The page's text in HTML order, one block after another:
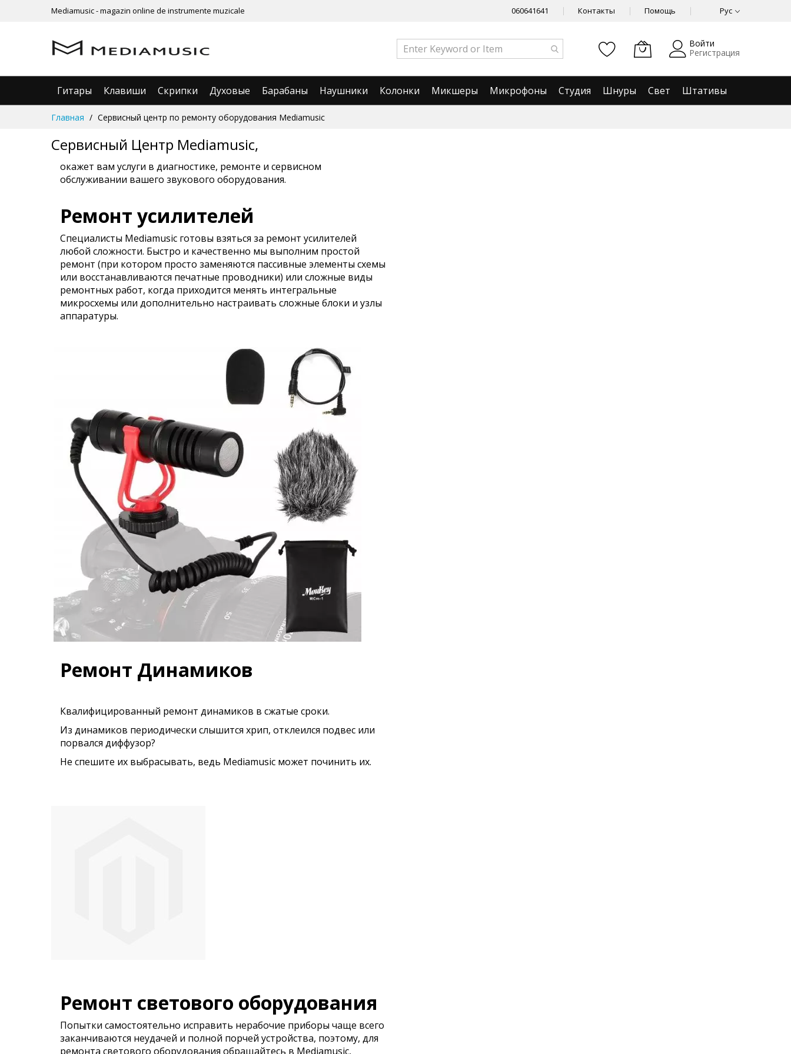
Mediamusic - magazin online de instrumente muzicale 060641641 Контакты Помощь Рус
Войти
Регистрация
Гитары Клавиши Скрипки Духовые Барабаны Наушники Колонки Микшеры Микрофоны Студия Шнуры Свет
Штативы
Главная Сервисный центр по ремонту оборудования Mediamusic
Сервисный Центр Mediamusic,
окажет вам услуги в диагностике, ремонте и сервисном
обслуживании вашего звукового оборудования.
Ремонт усилителей
Специалисты Mediamusic готовы взяться за ремонт усилителей
любой сложности. Быстро и качественно мы выполним простой
ремонт (при котором просто заменяются пассивные элементы схемы
или восстанавливаются печатные проводники) или сложные виды
ремонтных работ, когда приходится менять интегральные
микросхемы или дополнительно настраивать сложные блоки и узлы
аппаратуры.
Ремонт Динамиков
Квалифицированный ремонт динамиков в сжатые сроки.
Из динамиков периодически слышится хрип, отклеился подвес или
порвался диффузор?
Не спешите их выбрасывать, ведь Mediamusic может починить их.
Ремонт светового оборудования
Попытки самостоятельно исправить нерабочие приборы чаще всего
заканчиваются неудачей и полной порчей устройства, поэтому, для
ремонта светового оборудования обращайтесь в Mediamusic,